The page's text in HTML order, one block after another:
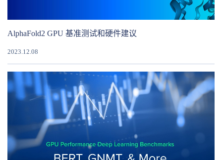
AlphaFold2 GPU 基准测试和硬件建议
2023.12.08